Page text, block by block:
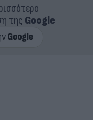
της Google